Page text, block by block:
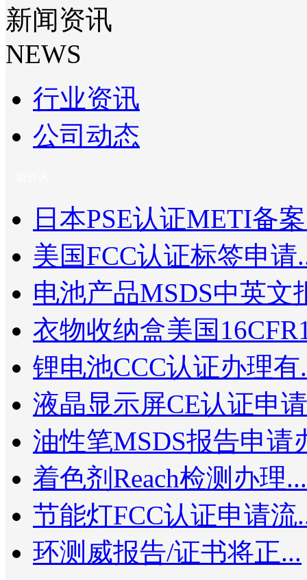
新闻资讯
NEWS
行业资讯
公司动态
日本PSE认证METI备
美国FCC认证标签申请
电池产品MSDS中英文
衣物收纳盒美国
锂电池CCC认证办理有
液晶显示屏CE认证申
油性笔MSDS报告申请
着色剂Reach检测办理...
节能灯FCC认证申请流
环测威报告/证书将正...